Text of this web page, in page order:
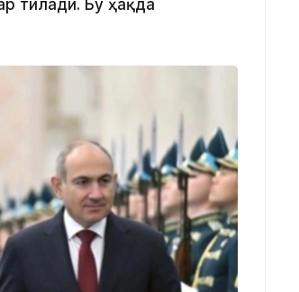
тилади. Бу ҳақда